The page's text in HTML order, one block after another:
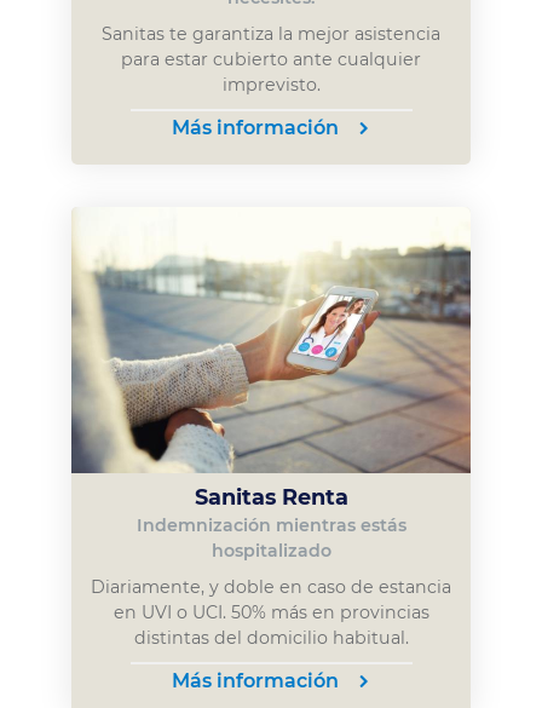
Sanitas te garantiza la mejor asistencia
para estar cubierto ante cualquier
imprevisto.
Más información
Sanitas Renta
Indemnización mientras estás
hospitalizado
Diariamente, y doble en caso de estancia
en UVI o UCI. 50% más en provincias
distintas del domicilio habitual.
Más información